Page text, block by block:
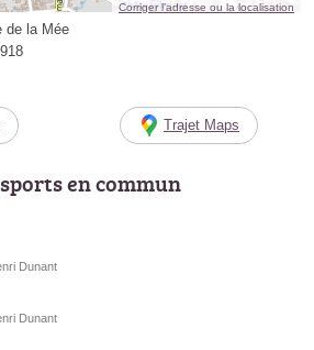
Corriger l’adresse ou la localisation
de la Mée
Trajet Maps
en commun
Dunant
Dunant